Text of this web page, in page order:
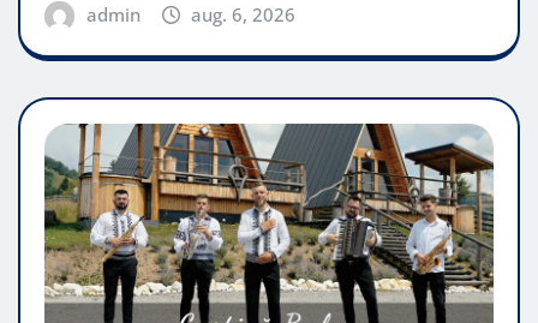
admin aug. 6, 2026